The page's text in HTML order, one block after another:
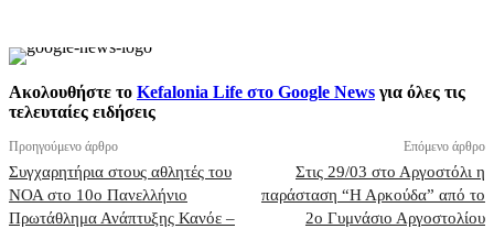
Ακολουθήστε το Kefalonia Life στο Google News για όλες τις
τελευταίες ειδήσεις
Προηγούμενο άρθρο
Συγχαρητήρια στους αθλητές του
ΝΟΑ στο 10ο Πανελλήνιο
Πρωτάθλημα Ανάπτυξης Κανόε –
Επόμενο άρθρο
Στις 29/03 στο Αργοστόλι η
παράσταση “Η Αρκούδα” από το
2ο Γυμνάσιο Αργοστολίου